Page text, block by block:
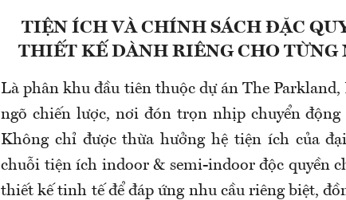
TIỆN ÍCH VÀ CHÍNH SÁCH ĐẶC
THIẾT KẾ DÀNH RIÊNG CHO
Là phân khu đầu tiên thuộc dự án The
ngõ chiến lược, nơi đón trọn nhịp chuyển
Không chỉ được thừa hưởng hệ tiện ích của
chuỗi tiện ích indoor & semi-indoor độc quyền
thiết kế tinh tế để đáp ứng nhu cầu riêng biệt,